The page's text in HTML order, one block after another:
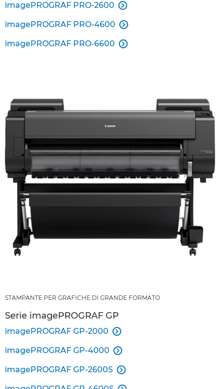
imagePROGRAF PRO-2600 
imagePROGRAF PRO-4600 
imagePROGRAF PRO-6600 
STAMPANTE PER GRAFICHE DI GRANDE FORMATO
Serie imagePROGRAF GP
imagePROGRAF GP-2000 
imagePROGRAF GP-4000 
imagePROGRAF GP-2600S 